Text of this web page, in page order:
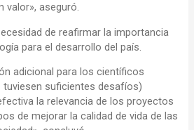
valor», aseguró.
de reafirmar la importancia
para el desarrollo del país.
adicional para los científicos
suficientes desafíos)
la relevancia de los proyectos
de mejorar la calidad de vida de las